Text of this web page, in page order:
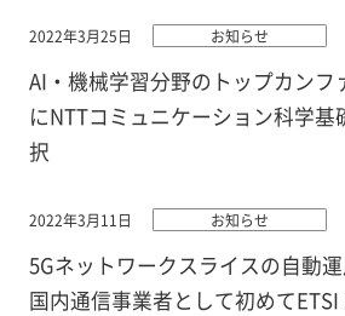
2022年3月25日 お知らせ
AI・機械学習分野のトップカンフ
にNTTコミュニケーション科学基
択
2022年3月11日 お知らせ
5Gネットワークスライスの自動
国内通信事業者として初めて